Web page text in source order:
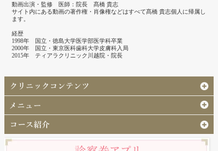
動画出演・監修 医師：院長 髙橋 貴志
サイト内にある動画の著作権・肖像権などはすべて髙橋 貴志個人に帰属し
ます。
経歴
1998年 国立・徳島大学医学部医学科卒業
2000年 国立・東京医科歯科大学皮膚科入局
2015年 ティアラクリニック川越院・院長